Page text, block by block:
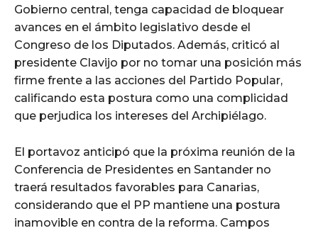
Gobierno central, tenga capacidad de bloquear
avances en el ámbito legislativo desde el
Congreso de los Diputados. Además, criticó al
presidente Clavijo por no tomar una posición más
firme frente a las acciones del Partido Popular,
calificando esta postura como una complicidad
que perjudica los intereses del Archipiélago.
El portavoz anticipó que la próxima reunión de la
Conferencia de Presidentes en Santander no
traerá resultados favorables para Canarias,
considerando que el PP mantiene una postura
inamovible en contra de la reforma. Campos